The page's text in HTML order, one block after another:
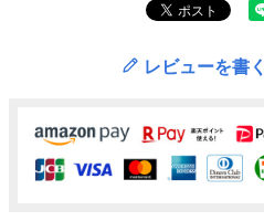
レビューを書